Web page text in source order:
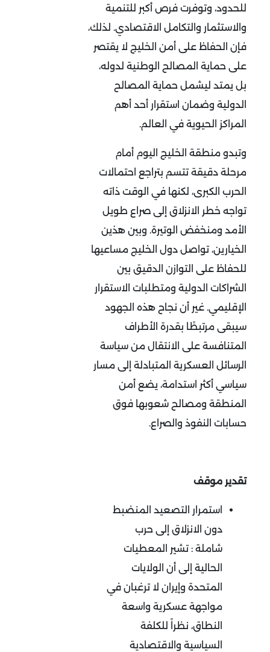
للحدود، وتوفرت فرص أكبر للتنمية
والاستثمار والتكامل الاقتصادي. لذلك،
فإن الحفاظ على أمن الخليج لا يقتصر
على حماية المصالح الوطنية لدوله،
بل يمتد ليشمل حماية المصالح
الدولية وضمان استقرار أحد أهم
المراكز الحيوية في العالم.
وتبدو منطقة الخليج اليوم أمام
مرحلة دقيقة تتسم بتراجع احتمالات
الحرب الكبرى، لكنها في الوقت ذاته
تواجه خطر الانزلاق إلى صراع طويل
الأمد ومنخفض الوتيرة. وبين هذين
الخيارين، تواصل دول الخليج مساعيها
للحفاظ على التوازن الدقيق بين
الشراكات الدولية ومتطلبات الاستقرار
الإقليمي. غير أن نجاح هذه الجهود
سيبقى مرتبطًا بقدرة الأطراف
المتنافسة على الانتقال من سياسة
الرسائل العسكرية المتبادلة إلى مسار
سياسي أكثر استدامة، يضع أمن
المنطقة ومصالح شعوبها فوق
حسابات النفوذ والصراع.
تقدير موقف
استمرار التصعيد المنضبط
دون الانزلاق إلى حرب
شاملة : تشير المعطيات
الحالية إلى أن الولايات
المتحدة وإيران لا ترغبان في
مواجهة عسكرية واسعة
النطاق، نظراً للكلفة
السياسية والاقتصادية